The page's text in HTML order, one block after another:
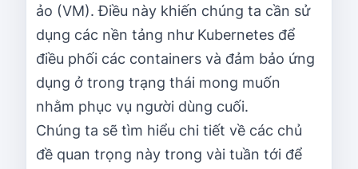
ảo (VM). Điều này khiến chúng ta cần sử
dụng các nền tảng như Kubernetes để
điều phối các containers và đảm bảo ứng
dụng ở trong trạng thái mong muốn
nhằm phục vụ người dùng cuối.
Chúng ta sẽ tìm hiểu chi tiết về các chủ
đề quan trọng này trong vài tuần tới để